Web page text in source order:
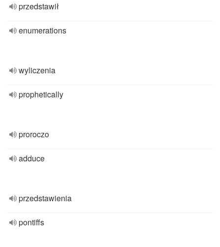
przedstawił
enumerations
wyliczenia
prophetically
proroczo
adduce
przedstawienia
pontiffs